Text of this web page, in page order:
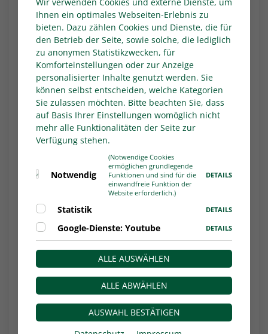
Bild:Übergabe im schauinsland-Reisebüro in
Bielefeld: Der Westkracher-Pokal für Jan-Lukas
Liehr.
Im April können sich die Fans auf die
Abstimmung für den Westkracher im Monat
März 2024 freuen. Behaltet einfach den
Instagram-Kanal von Sporttotal und der
Herren-Regionalliga West im Blick und beteiligt
Autor*in:WDFV.de
WESTKRACHER: Den Treffer von Jan-Lukas
Liehr und weitere großartige Szenen gibt es
in den Highlights von SPORTTOTAL.TV:
Externes Video: Youtube
Bitte aktivieren Sie die Optionen zur
Darstellung der Youtube-Videos in den
Ihnen ein optimales Webseiten-Erlebnis zu
bieten. Dazu zählen Cookies und Dienste, die für
den Betrieb der Seite, sowie solche, die lediglich
zu anonymen Statistikzwecken, für
Komforteinstellungen oder zur Anzeige
personalisierter Inhalte genutzt werden. Sie
können selbst entscheiden, welche Kategorien
Sie zulassen möchten. Bitte beachten Sie, dass
auf Basis Ihrer Einstellungen womöglich nicht
mehr alle Funktionalitäten der Seite zur
Verfügung stehen.
Notwendig
(Notwendige Cookies
ermöglichen grundlegende
Funktionen und sind für die
einwandfreie Funktion der
Website erforderlich.)
DETAILS
Statistik DETAILS
Google-Dienste: Youtube DETAILS
ALLE AUSWÄHLEN
ALLE ABWÄHLEN
AUSWAHL BESTÄTIGEN